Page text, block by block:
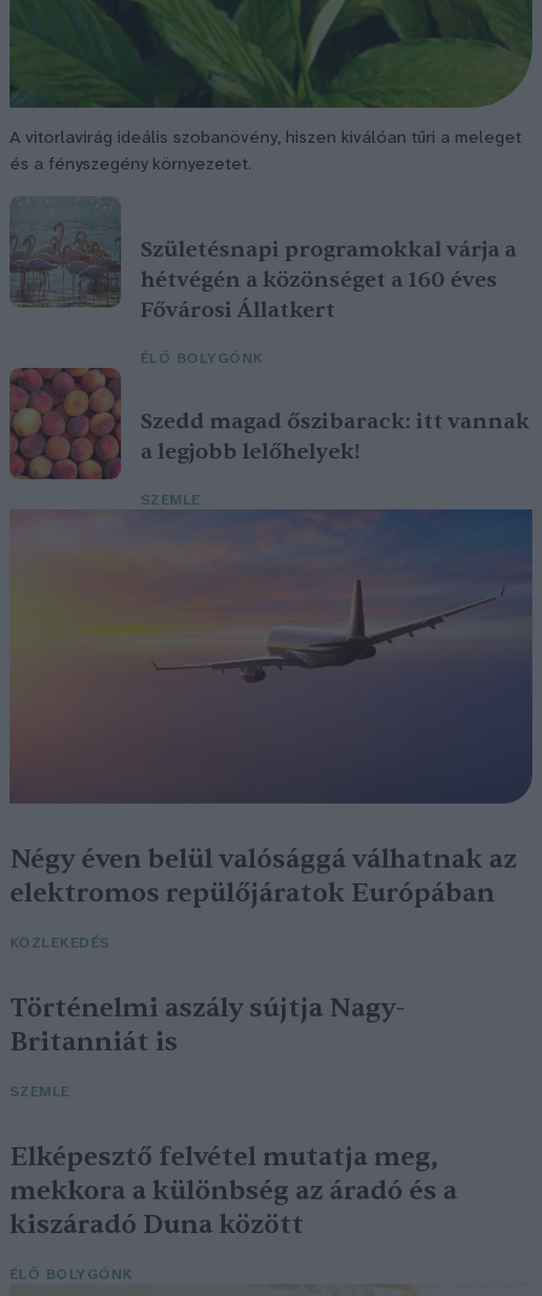
A vitorlavirág ideális szobanövény, hiszen kiválóan tűri a meleget
és a fényszegény környezetet.
Születésnapi programokkal várja a
hétvégén a közönséget a 160 éves
Fővárosi Állatkert
ÉLŐ BOLYGÓNK
Szedd magad őszibarack: itt vannak
a legjobb lelőhelyek!
SZEMLE
Négy éven belül valósággá válhatnak az
elektromos repülőjáratok Európában
KÖZLEKEDÉS
Történelmi aszály sújtja Nagy-
Britanniát is
SZEMLE
Elképesztő felvétel mutatja meg,
mekkora a különbség az áradó és a
kiszáradó Duna között
ÉLŐ BOLYGÓNK